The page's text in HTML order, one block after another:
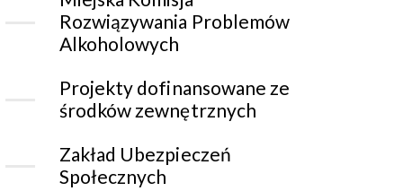
Rozwiązywania Problemów
Alkoholowych
Projekty dofinansowane ze
środków zewnętrznych
Zakład Ubezpieczeń
Społecznych